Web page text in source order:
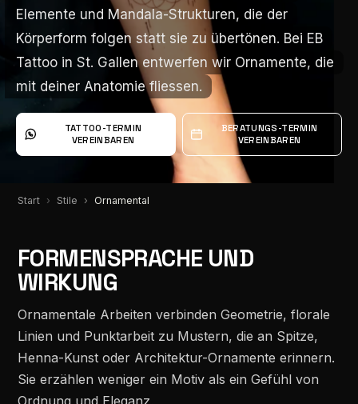
Elemente und Mandala-Strukturen, die der
Körperform folgen statt sie zu übertönen. Bei EB
Tattoo in St. Gallen entwerfen wir Ornamente, die
mit deiner Anatomie fliessen.
Elemente und Mandala-Strukturen, die der
Körperform folgen statt sie zu übertönen. Bei EB
Tattoo in St. Gallen entwerfen wir Ornamente, die
mit deiner Anatomie fliessen.
TATTOO-TERMIN
VEREINBAREN
BERATUNGS-TERMIN
VEREINBAREN
Start Stile Ornamental
FORMENSPRACHE UND
WIRKUNG
Ornamentale Arbeiten verbinden Geometrie, florale
Linien und Punktarbeit zu Mustern, die an Spitze,
Henna-Kunst oder Architektur-Ornamente erinnern.
Sie erzählen weniger ein Motiv als ein Gefühl von